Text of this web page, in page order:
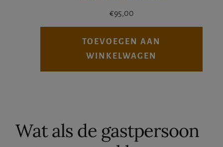
€95,00
TOEVOEGEN AAN
WINKELWAGEN
Wat als de gastpersoon